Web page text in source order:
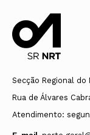
Secção Regional do
Rua de Álvares
Atendimento: